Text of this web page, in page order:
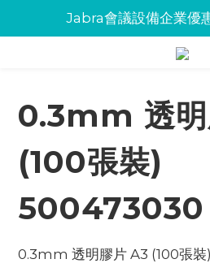
Jabra會議設備企業優
Jabra會議設備企業優
環保碳粉歡迎
0.3mm 透
(100張裝)
500473030
0.3mm 透明膠片 A3 (100張